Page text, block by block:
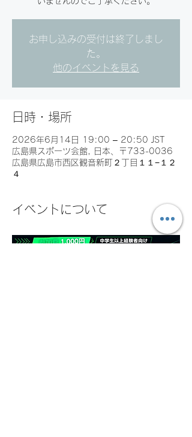
お申し込みの受付は終了しまし
た。
他のイベントを見る
日時・場所
2026年6月14日 19:00 – 20:50 JST
広島県スポーツ会館, 日本、〒733-0036
広島県広島市西区観音新町２丁目１１−１２
４
イベントについて